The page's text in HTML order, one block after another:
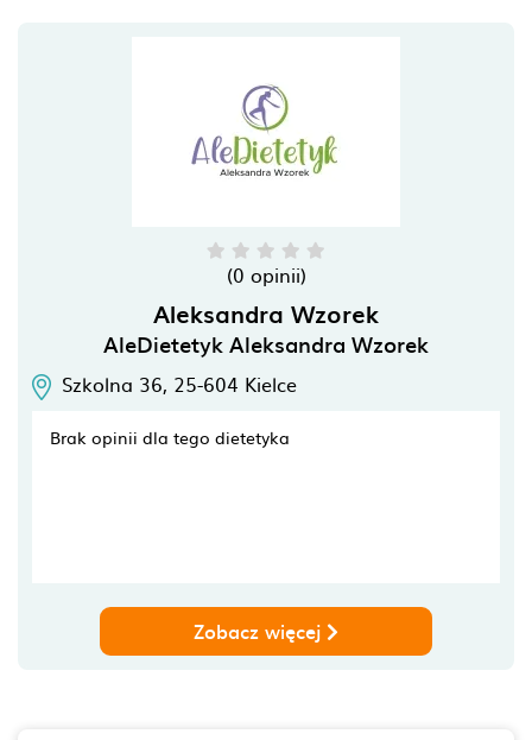
(0 opinii)
Aleksandra Wzorek
AleDietetyk Aleksandra Wzorek
Szkolna 36, 25-604 Kielce
Brak opinii dla tego dietetyka
Zobacz więcej